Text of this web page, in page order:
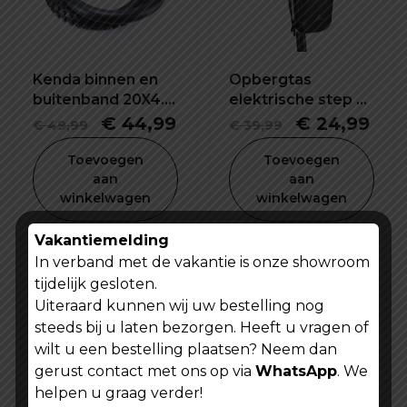
Kenda binnen en
buitenband 20X4.0
inch
€49,99
Oorspronkelijke
was:
€ 49,99.
€ 44,99 Huidige
is:
€ 44,99.
Toevoegen
aan
winkelwagen
Opbergtas
elektrische step 5L
waterdicht en
schokbestendig
€39,99
was:
€ 39,99.
€ 24,99
is:
€
Toevoegen
aan
winkelwagen
Vakantiemelding
In verband met de vakantie is onze showroom
tijdelijk gesloten.
Uiteraard kunnen wij uw bestelling nog
steeds bij u laten bezorgen. Heeft u vragen of
wilt u een bestelling plaatsen? Neem dan
gerust contact met ons op via WhatsApp. We
helpen u graag verder!